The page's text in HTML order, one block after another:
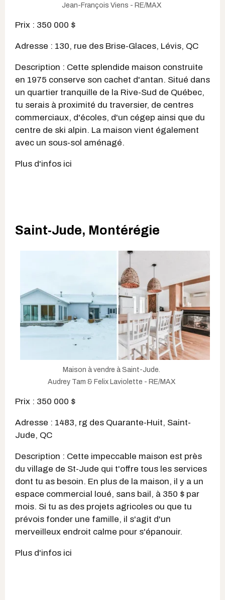
Jean-François Viens - RE/MAX
Prix : 350 000 $
Adresse : 130, rue des Brise-Glaces, Lévis, QC
Description : Cette splendide maison construite
en 1975 conserve son cachet d'antan. Situé dans
un quartier tranquille de la Rive-Sud de Québec,
tu serais à proximité du traversier, de centres
commerciaux, d'écoles, d'un cégep ainsi que du
centre de ski alpin. La maison vient également
avec un sous-sol aménagé.
Plus d'infos ici
Saint-Jude, Montérégie
Maison à vendre à Saint-Jude.
Audrey Tam & Felix Laviolette - RE/MAX
Prix : 350 000 $
Adresse : 1483, rg des Quarante-Huit, Saint-
Jude, QC
Description : Cette impeccable maison est près
du village de St-Jude qui t'offre tous les services
dont tu as besoin. En plus de la maison, il y a un
espace commercial loué, sans bail, à 350 $ par
mois. Si tu as des projets agricoles ou que tu
prévois fonder une famille, il s'agit d'un
merveilleux endroit calme pour s'épanouir.
Plus d'infos ici